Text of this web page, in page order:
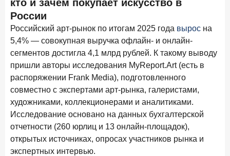
обработки данных
8 июня 2026 года ИССЛЕДОВАНИЕ
По итогам мая 2026 года объем выдач кредитов
составил 993,8 млрд руб.
4 июня 2026 года
Синергия интеллектов: будущее контакт-центров в
партнерстве человека и технологий
1 июня 2026 года
В борьбе за сбережения россиян банки учатся
понимать контекст
кто и зачем покупает искусство в
России
Российский арт-рынок по итогам 2025 года вырос на
5,4% — совокупная выручка офлайн- и онлайн-
сегментов достигла 4,1 млрд рублей. К такому выводу
пришли авторы исследования MyReport.Art (есть в
распоряжении Frank Media), подготовленного
совместно с экспертами арт-рынка, галеристами,
художниками, коллекционерами и аналитиками.
Исследование основано на данных бухгалтерской
отчетности (260 юрлиц и 13 онлайн-площадок),
открытых источниках, опросах участников рынка и
экспертных интервью.